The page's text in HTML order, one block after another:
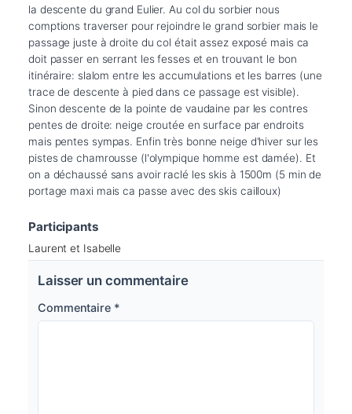
la descente du grand Eulier. Au col du sorbier nous
comptions traverser pour rejoindre le grand sorbier mais le
passage juste à droite du col était assez exposé mais ca
doit passer en serrant les fesses et en trouvant le bon
itinéraire: slalom entre les accumulations et les barres (une
trace de descente à pied dans ce passage est visible).
Sinon descente de la pointe de vaudaine par les contres
pentes de droite: neige croutée en surface par endroits
mais pentes sympas. Enfin très bonne neige d'hiver sur les
pistes de chamrousse (l'olympique homme est damée). Et
on a déchaussé sans avoir raclé les skis à 1500m (5 min de
portage maxi mais ca passe avec des skis cailloux)
Participants
Laurent et Isabelle
Laisser un commentaire
Commentaire *